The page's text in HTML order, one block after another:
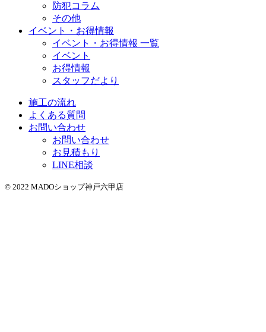
防犯コラム
その他
イベント・お得情報
イベント・お得情報 一覧
イベント
お得情報
スタッフだより
施工の流れ
よくある質問
お問い合わせ
お問い合わせ
お見積もり
LINE相談
© 2022 MADOショップ神戸六甲店